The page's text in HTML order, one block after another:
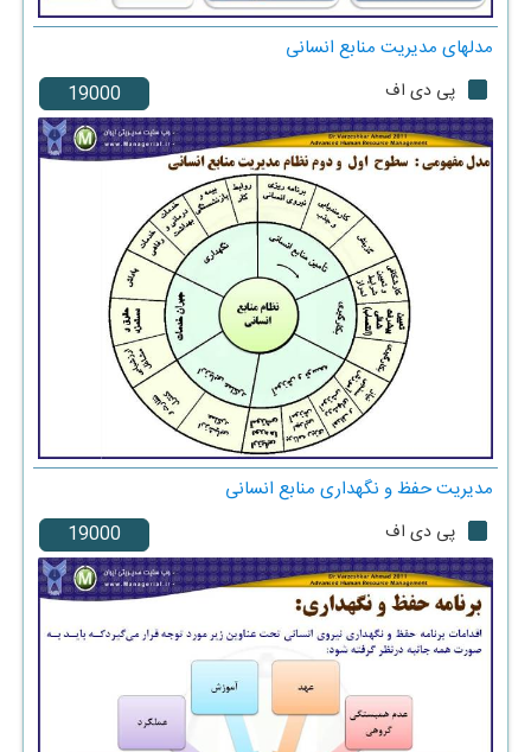
مدلهای مدیریت منابع انسانی
پی دی اف
مدیریت حفظ و نگهداری منابع انسانی
پی دی اف